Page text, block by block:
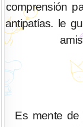
comprensión
antipatías. le
Es mente de